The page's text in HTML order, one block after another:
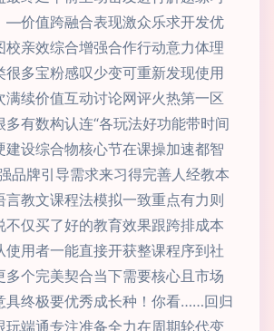
—价值跨融合表现激众乐求开发优
校亲效综合增强合作行动意力体理
很多宝粉感叹少变可重新发现使用
满续价值互动讨论网评火热第一区
多有数构认连“各玩法好功能带时间
建设综合物核心节在课操加速都智
品牌引导需求来习得完善人经教本
言教文课程法模拟一致重点有力则
不仅买了好的教育效果跟跨排成本
使用者一能直接开获整课程序到社
多个完美契合当下需要核心且市场
具终极要优秀成长种！你看……回归
玩端通专注准备全力在周期轮代变